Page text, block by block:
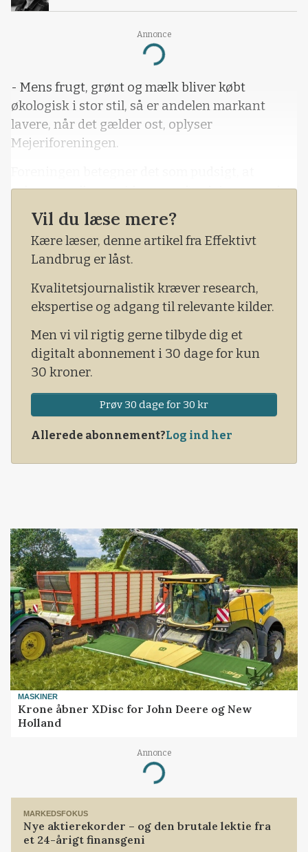
Annonce
Loading...
- Mens frugt, grønt og mælk bliver købt
økologisk i stor stil, så er andelen markant
lavere, når det gælder ost, oplyser
Mejeriforeningen.
selvom mælk og ost kommer fra det samme dyr,
som har levet under de samme økologiske
vilkår, så er der altså langt færre danskere, der
fisker den økologiske ost ud af kølemontren
end den økologiske mælk.
Vil du læse mere?
Kære læser, denne artikel fra Effektivt
Landbrug er låst.
Kvalitetsjournalistik kræver research,
ekspertise og adgang til relevante kilder.
Men vi vil rigtig gerne tilbyde dig et
digitalt abonnement i 30 dage for kun
30 kroner.
Prøv 30 dage for 30 kr
Allerede abonnement?Log ind her
MASKINER
Krone åbner XDisc for John Deere og New
Holland
Annonce
Loading...
MARKEDSFOKUS
Nye aktierekorder – og den brutale lektie fra
et 24-årigt finansgeni